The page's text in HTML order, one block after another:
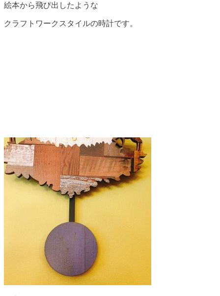
絵本から飛び出したような
クラフトワークスタイルの時計です。